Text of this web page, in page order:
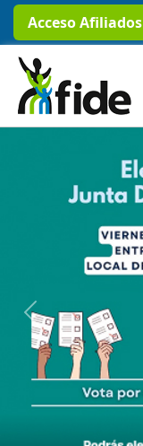
Acceso Afiliados
Previous